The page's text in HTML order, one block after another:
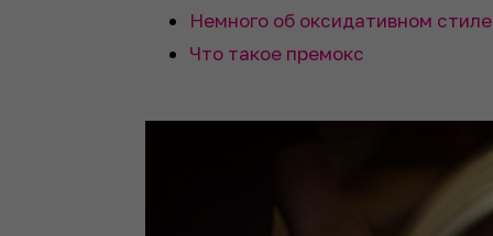
Немного об оксидативном стиле
Что такое премокс